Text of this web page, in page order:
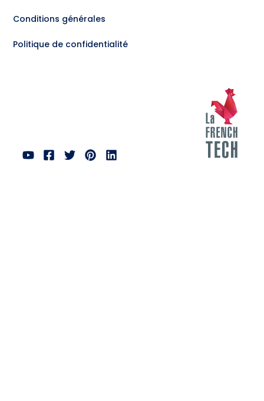
Conditions générales
Politique de confidentialité